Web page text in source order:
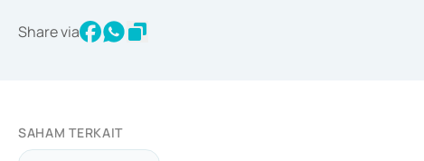
Share via
SAHAM TERKAIT